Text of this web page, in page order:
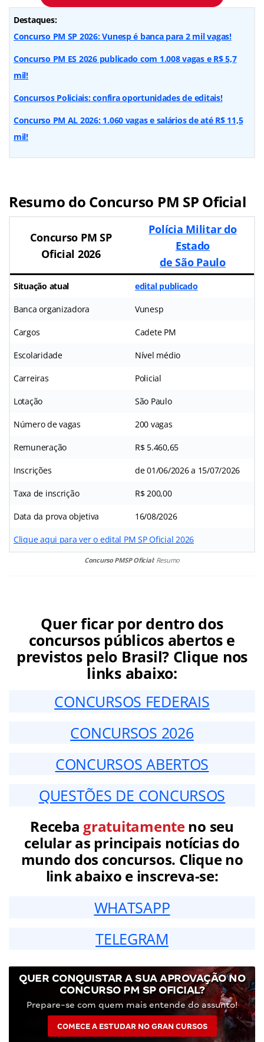
Destaques:
Concurso PM SP 2026: Vunesp é banca para 2 mil vagas!
Concurso PM ES 2026 publicado com 1.008 vagas e R$ 5,7
mil!
Concursos Policiais: confira oportunidades de editais!
Concurso PM AL 2026: 1.060 vagas e salários de até R$ 11,5
mil!
Resumo do Concurso PM SP Oficial
Concurso PM SP
Oficial 2026
Polícia Militar do
Estado
de São Paulo
Situação atual edital publicado
Banca organizadora Vunesp
Cargos Cadete PM
Escolaridade Nível médio
Carreiras Policial
Lotação São Paulo
Número de vagas 200 vagas
Remuneração R$ 5.460,65
Inscrições de 01/06/2026 a 15/07/2026
Taxa de inscrição R$ 200,00
Data da prova objetiva 16/08/2026
Clique aqui para ver o edital PM SP Oficial 2026
Concurso PMSP Oficial: Resumo
Quer ficar por dentro dos
concursos públicos abertos e
previstos pelo Brasil? Clique nos
links abaixo:
CONCURSOS FEDERAIS
CONCURSOS 2026
CONCURSOS ABERTOS
QUESTÕES DE CONCURSOS
Receba gratuitamenteno seu
celular as principais notícias do
mundo dos concursos. Clique no
link abaixo e inscreva-se:
WHATSAPP
TELEGRAM
QUER CONQUISTAR A SUA APROVAÇÃO NO
CONCURSO PM SP OFICIAL?
Prepare-se com quem mais entende do assunto!
COMECE A ESTUDAR NO GRAN CURSOS